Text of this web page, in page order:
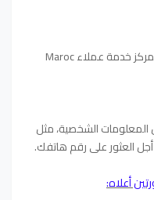
إذا فقدت رقم هاتفك، يمكنك الاتصال بمركز خدمة عملاء Maroc
الشخصية، مثل